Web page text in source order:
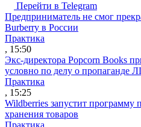
Перейти в Telegram
Предприниматель не смог
Burberry в России
Практика
, 15:50
Экс-директора Popcorn Books
условно по делу о пропаганде
Практика
, 15:25
Wildberries запустит программу
хранения товаров